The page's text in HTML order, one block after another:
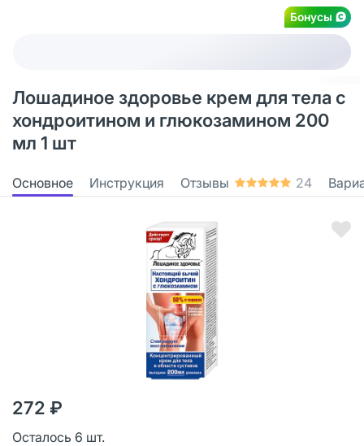
Бонусы
Лошадиное здоровье крем для тела с
хондроитином и глюкозамином 200
мл 1 шт
Основное Инструкция Отзывы 24
272 ₽
Осталось 6 шт.